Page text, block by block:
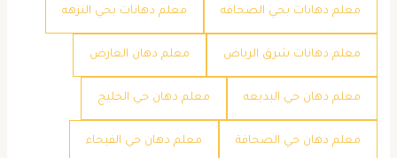
معلم دهانات بحي الصحافه معلم دهانات بحي النزهه
معلم دهانات شرق الرياض معلم دهان العارض
معلم دهان حي البديعه معلم دهان حي الخليج
معلم دهان حي الصحافة معلم دهان حي الفيحاء